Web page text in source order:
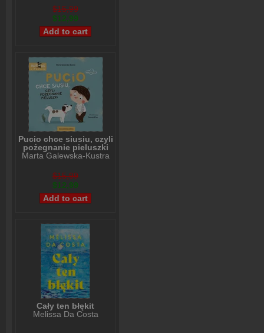
$15,99
$12,99
Pucio chce siusiu, czyli
pożegnanie pieluszki
Marta Galewska-Kustra
$15,99
$12,99
Cały ten błękit
Melissa Da Costa